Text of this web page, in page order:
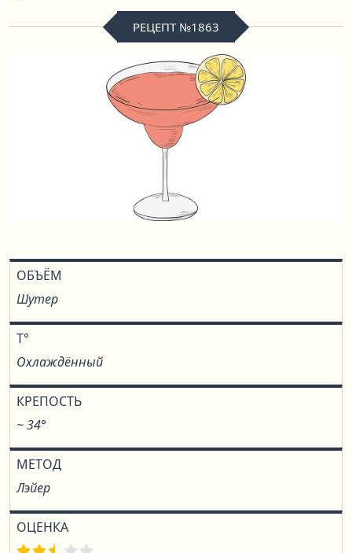
РЕЦЕПТ №1863
ОБЪЁМ
Шутер
T°
Охлаждённый
КРЕПОСТЬ
~ 34°
МЕТОД
Лэйер
ОЦЕНКА